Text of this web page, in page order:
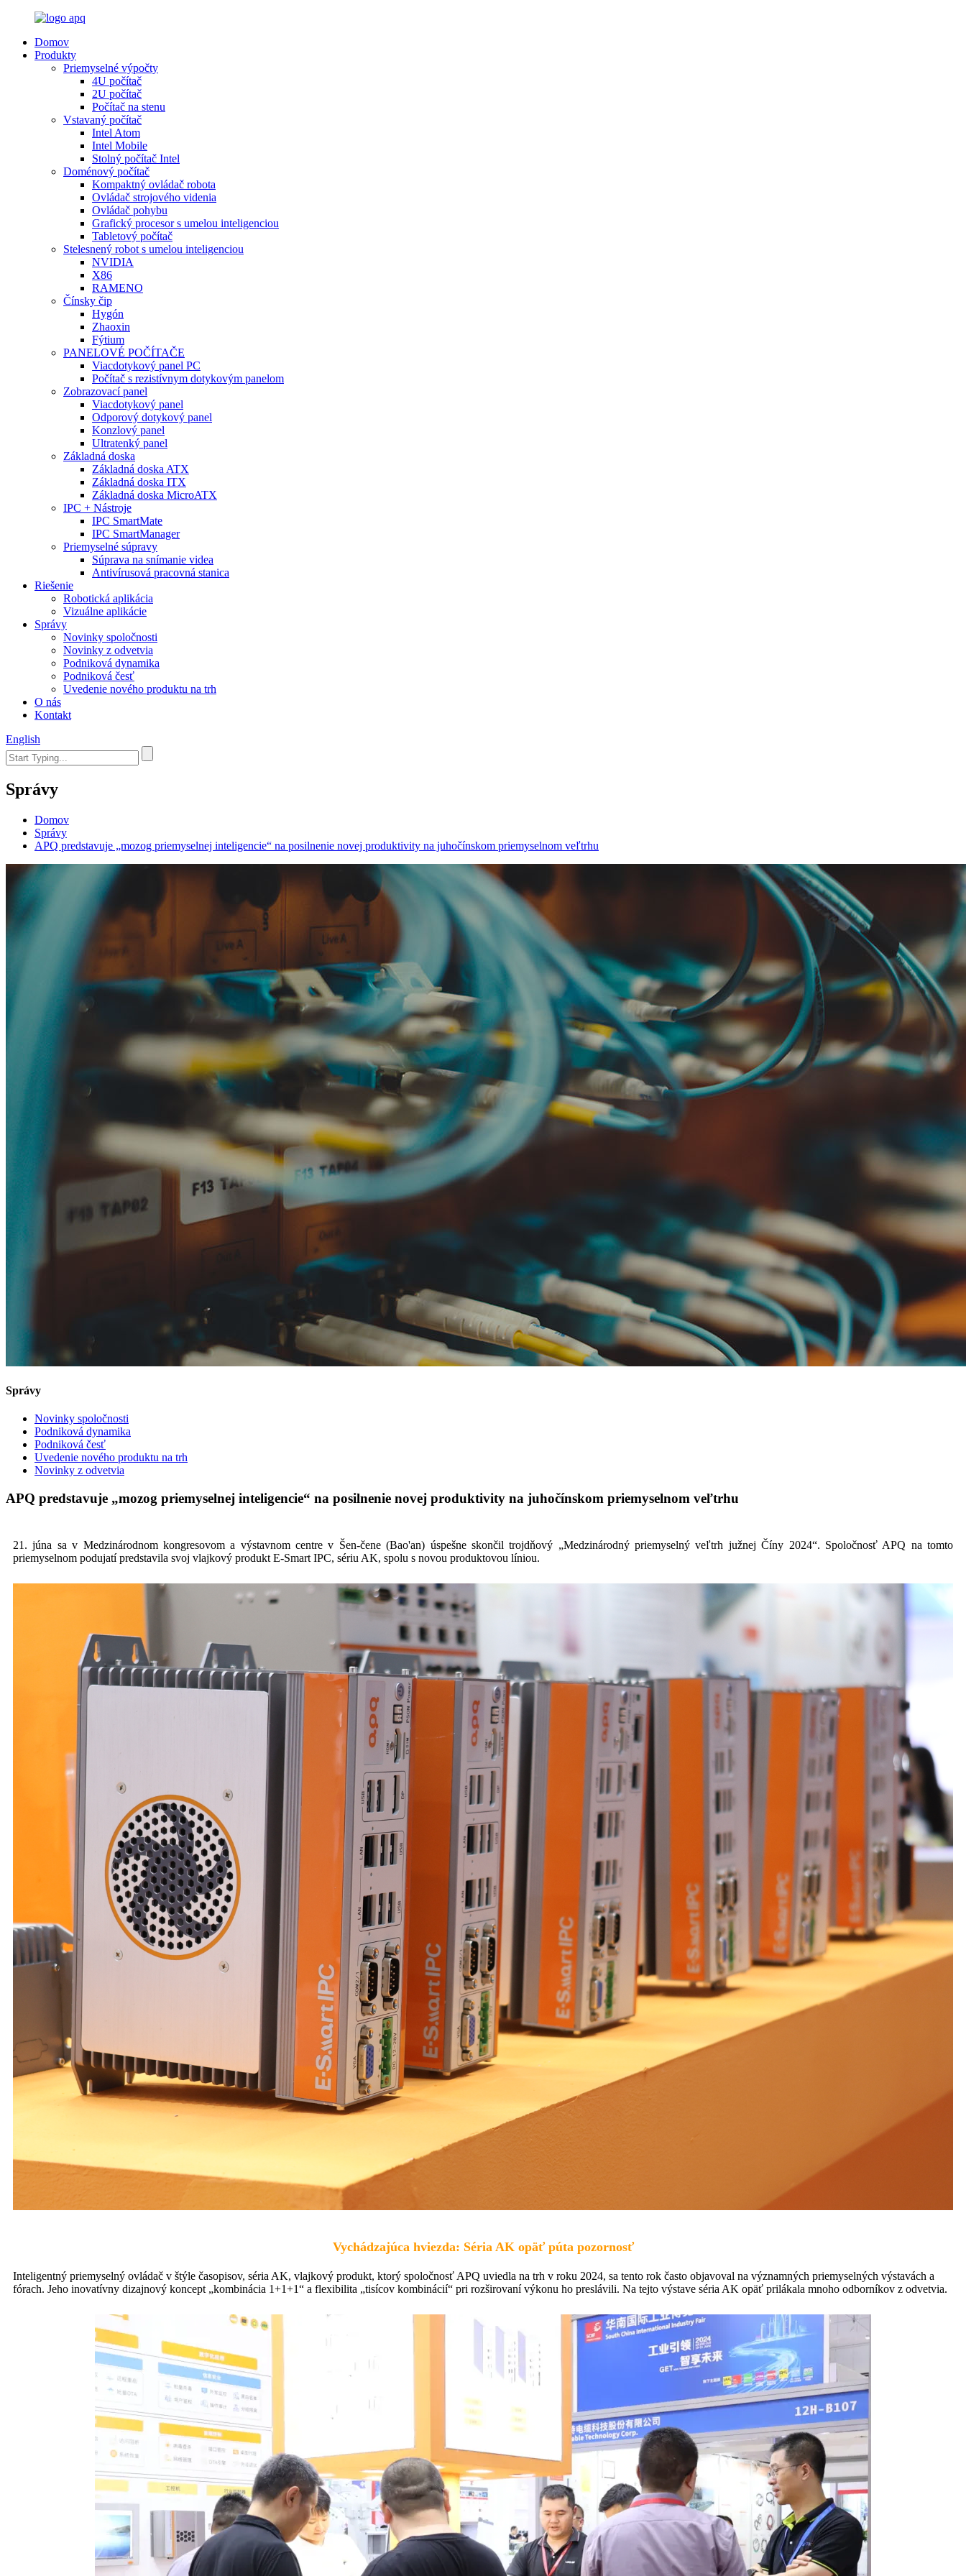
Domov
Produkty
Priemyselné výpočty
4U počítač
2U počítač
Počítač na stenu
Vstavaný počítač
Intel Atom
Intel Mobile
Stolný počítač Intel
Doménový počítač
Kompaktný ovládač robota
Ovládač strojového videnia
Ovládač pohybu
Grafický procesor s umelou inteligenciou
Tabletový počítač
Stelesnený robot s umelou inteligenciou
NVIDIA
X86
RAMENO
Čínsky čip
Hygón
Zhaoxin
Fýtium
PANELOVÉ POČÍTAČE
Viacdotykový panel PC
Počítač s rezistívnym dotykovým panelom
Zobrazovací panel
Viacdotykový panel
Odporový dotykový panel
Konzlový panel
Ultratenký panel
Základná doska
Základná doska ATX
Základná doska ITX
Základná doska MicroATX
IPC + Nástroje
IPC SmartMate
IPC SmartManager
Priemyselné súpravy
Súprava na snímanie videa
Antivírusová pracovná stanica
Riešenie
Robotická aplikácia
Vizuálne aplikácie
Správy
Novinky spoločnosti
Novinky z odvetvia
Podniková dynamika
Podniková česť
Uvedenie nového produktu na trh
O nás
Kontakt
English
Správy
Domov
Správy
APQ predstavuje „mozog priemyselnej inteligencie“ na posilnenie novej produktivity na juhočínskom priemyselnom veľtrhu
Správy
Novinky spoločnosti
Podniková dynamika
Podniková česť
Uvedenie nového produktu na trh
Novinky z odvetvia
APQ predstavuje „mozog priemyselnej inteligencie“ na posilnenie novej produktivity na juhočínskom priemyselnom veľtrhu
21. júna sa v Medzinárodnom kongresovom a výstavnom centre v Šen-čene (Bao'an) úspešne skončil trojdňový „Medzinárodný priemyselný veľtrh južnej Číny 2024“. Spoločnosť APQ na tomto
priemyselnom podujatí predstavila svoj vlajkový produkt E-Smart IPC, sériu AK, spolu s novou produktovou líniou.
Vychádzajúca hviezda: Séria AK opäť púta pozornosť
Inteligentný priemyselný ovládač v štýle časopisov, séria AK, vlajkový produkt, ktorý spoločnosť APQ uviedla na trh v roku 2024, sa tento rok často objavoval na významných priemyselných výstavách a
fórach. Jeho inovatívny dizajnový koncept „kombinácia 1+1+1“ a flexibilita „tisícov kombinácií“ pri rozširovaní výkonu ho preslávili. Na tejto výstave séria AK opäť prilákala mnoho odborníkov z odvetvia.